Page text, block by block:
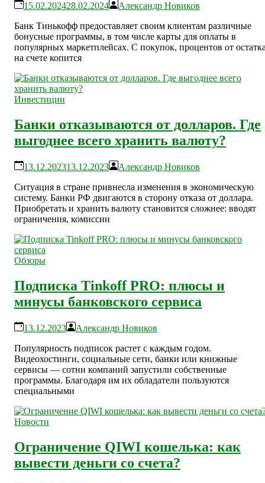
15.02.202428.02.2024
Александр Новиков
Банк Тинькофф предоставляет своим клиентам различные
бонусные программы, в том числе карты для оплаты в
популярных маркетплейсах. С покупок, процентов от
на счете копится
Инвестиции
Банки отказываются от долларов. Где
выгоднее всего хранить валюту?
13.12.202313.12.2023
Александр Новиков
Ситуация в стране привнесла изменения в экономическую
систему. Банки РФ двигаются в сторону отказа от доллара.
Приобретать и хранить валюту становится сложнее: вводят
ограничения, комиссии
Обзоры
Подписка Tinkoff PRO: плюсы и
минусы банковского сервиса
13.12.2023
Александр Новиков
Популярность подписок растет с каждым годом.
Видеохостинги, социальные сети, банки или книжные
сервисы — сотни компаний запустили собственные
программы. Благодаря им их обладатели пользуются
специальными
Новости
Ограничение QIWI кошелька: как
вывести деньги со счета?